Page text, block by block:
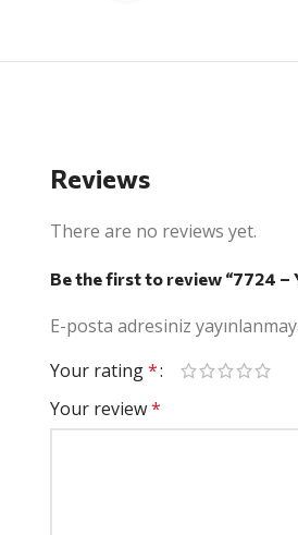
Reviews
There are no reviews yet.
Be the first to review “7724 –
E-posta adresiniz
Your rating*
Your review*